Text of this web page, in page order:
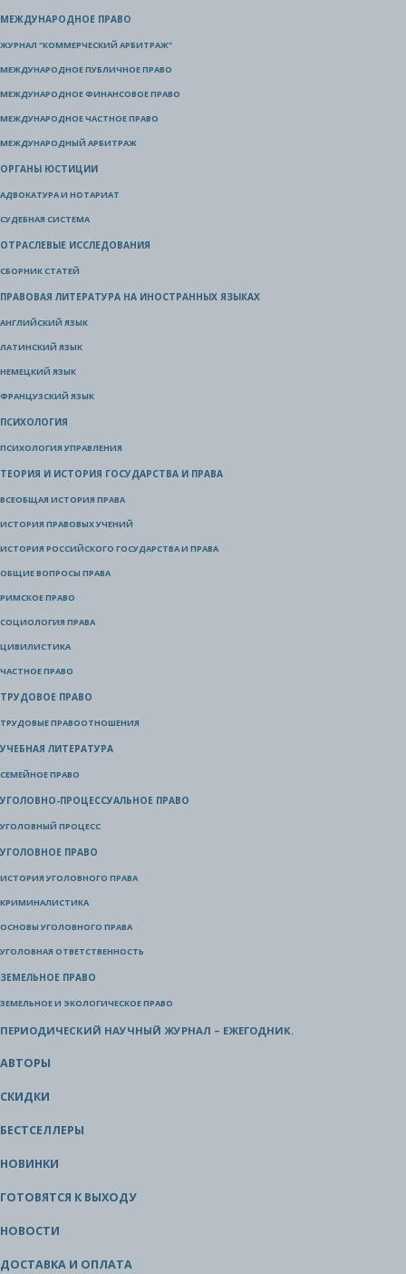
МЕЖДУНАРОДНОЕ ПРАВО
ЖУРНАЛ "КОММЕРЧЕСКИЙ АРБИТРАЖ"
МЕЖДУНАРОДНОЕ ПУБЛИЧНОЕ ПРАВО
МЕЖДУНАРОДНОЕ ФИНАНСОВОЕ ПРАВО
МЕЖДУНАРОДНОЕ ЧАСТНОЕ ПРАВО
МЕЖДУНАРОДНЫЙ АРБИТРАЖ
ОРГАНЫ ЮСТИЦИИ
АДВОКАТУРА И НОТАРИАТ
СУДЕБНАЯ СИСТЕМА
ОТРАСЛЕВЫЕ ИССЛЕДОВАНИЯ
СБОРНИК СТАТЕЙ
ПРАВОВАЯ ЛИТЕРАТУРА НА ИНОСТРАННЫХ ЯЗЫКАХ
АНГЛИЙСКИЙ ЯЗЫК
ЛАТИНСКИЙ ЯЗЫК
НЕМЕЦКИЙ ЯЗЫК
ФРАНЦУЗСКИЙ ЯЗЫК
ПСИХОЛОГИЯ
ПСИХОЛОГИЯ УПРАВЛЕНИЯ
ТЕОРИЯ И ИСТОРИЯ ГОСУДАРСТВА И ПРАВА
ВСЕОБЩАЯ ИСТОРИЯ ПРАВА
ИСТОРИЯ ПРАВОВЫХ УЧЕНИЙ
ИСТОРИЯ РОССИЙСКОГО ГОСУДАРСТВА И ПРАВА
ОБЩИЕ ВОПРОСЫ ПРАВА
РИМСКОЕ ПРАВО
СОЦИОЛОГИЯ ПРАВА
ЦИВИЛИСТИКА
ЧАСТНОЕ ПРАВО
ТРУДОВОЕ ПРАВО
ТРУДОВЫЕ ПРАВООТНОШЕНИЯ
УЧЕБНАЯ ЛИТЕРАТУРА
СЕМЕЙНОЕ ПРАВО
УГОЛОВНО-ПРОЦЕССУАЛЬНОЕ ПРАВО
УГОЛОВНЫЙ ПРОЦЕСС
УГОЛОВНОЕ ПРАВО
ИСТОРИЯ УГОЛОВНОГО ПРАВА
КРИМИНАЛИСТИКА
ОСНОВЫ УГОЛОВНОГО ПРАВА
УГОЛОВНАЯ ОТВЕТСТВЕННОСТЬ
ЗЕМЕЛЬНОЕ ПРАВО
ЗЕМЕЛЬНОЕ И ЭКОЛОГИЧЕСКОЕ ПРАВО
ПЕРИОДИЧЕСКИЙ НАУЧНЫЙ ЖУРНАЛ – ЕЖЕГОДНИК.
АВТОРЫ
СКИДКИ
БЕСТСЕЛЛЕРЫ
НОВИНКИ
ГОТОВЯТСЯ К ВЫХОДУ
НОВОСТИ
ДОСТАВКА И ОПЛАТА